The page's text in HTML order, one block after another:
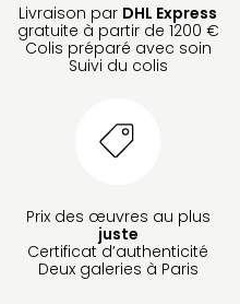
Livraison par DHL Express
gratuite à partir de 1200 €
Colis préparé avec soin
Suivi du colis
Prix des œuvres au plus
juste
Certificat d’authenticité
Deux galeries à Paris